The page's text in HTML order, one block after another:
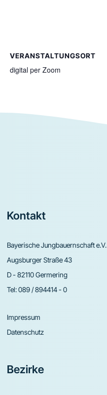
VERANSTALTUNGSORT
digital per Zoom
Footer
Kontakt
Bayerische Jungbauernschaft e.V.
Augsburger Straße 43
D - 82110 Germering
Tel:089 / 894414 - 0
Impressum
Datenschutz
Bezirke